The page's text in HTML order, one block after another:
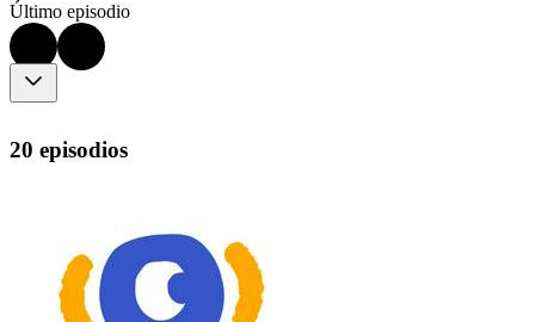
Último episodio
20 episodios